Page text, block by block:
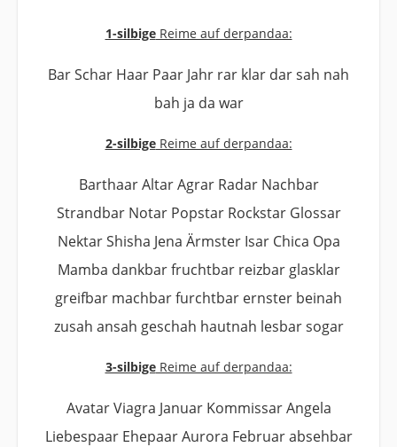
1-silbigeReime auf derpandaa:
Bar Schar Haar Paar Jahr rar klar dar sah nah
bah ja da war
2-silbigeReime auf derpandaa:
Barthaar Altar Agrar Radar Nachbar
Strandbar Notar Popstar Rockstar Glossar
Nektar Shisha Jena Ärmster Isar Chica Opa
Mamba dankbar fruchtbar reizbar glasklar
greifbar machbar furchtbar ernster beinah
zusah ansah geschah hautnah lesbar sogar
3-silbigeReime auf derpandaa:
Avatar Viagra Januar Kommissar Angela
Liebespaar Ehepaar Aurora Februar absehbar